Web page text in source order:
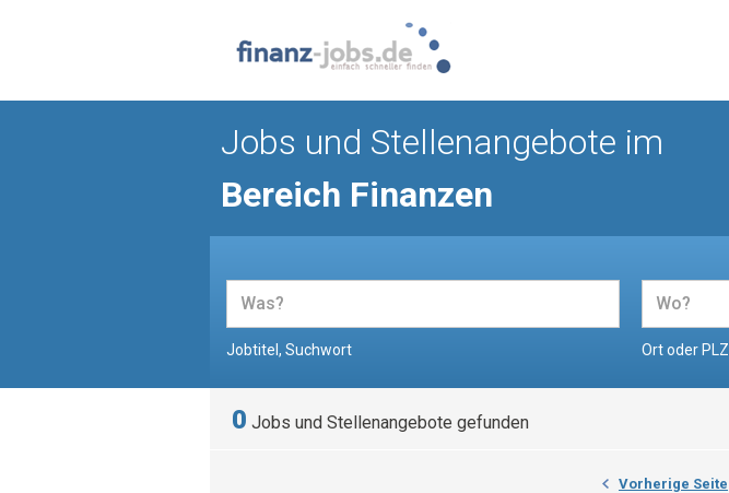
Jobs und Stellenangebote im
Bereich Finanzen
Jobtitel, Suchwort Ort oder PLZ
0 Jobs und Stellenangebote gefunden
Vorherige Seite